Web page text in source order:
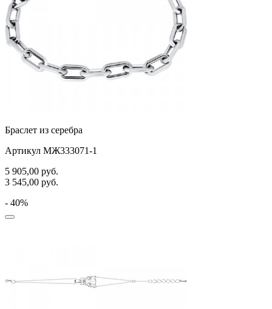
Браслет из серебра
Артикул МЖ333071-1
5 905,00 руб.
3 545,00 руб.
- 40%